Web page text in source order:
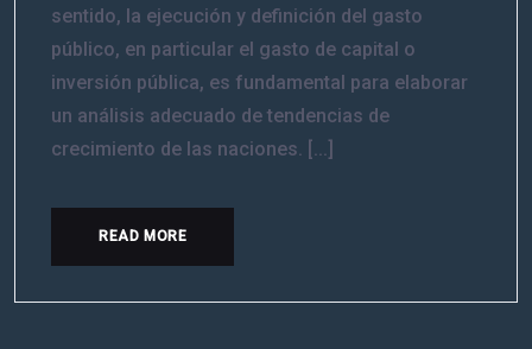
sentido, la ejecución y definición del gasto
público, en particular el gasto de capital o
inversión pública, es fundamental para elaborar
un análisis adecuado de tendencias de
crecimiento de las naciones. [...]
READ MORE